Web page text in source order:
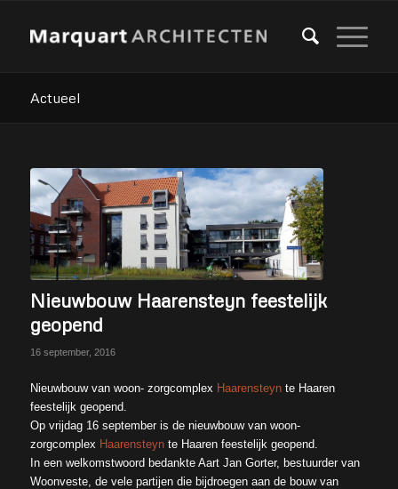
Actueel
Nieuwbouw Haarensteyn feestelijk
geopend
16 september, 2016
Nieuwbouw van woon- zorgcomplex Haarensteynte Haaren
feestelijk geopend.
Op vrijdag 16 september is de nieuwbouw van woon-
zorgcomplex Haarensteynte Haaren feestelijk geopend.
In een welkomstwoord bedankte Aart Jan Gorter, bestuurder van
Woonveste, de vele partijen die bijdroegen aan de bouw van